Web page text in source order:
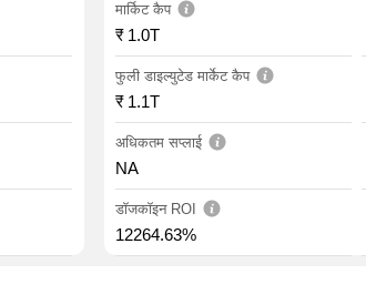
मार्किट कैप
₹ 1.0T
फुली डाइल्युटेड मार्केट कैप
₹ 1.1T
अधिकतम सप्लाई
NA
डॉजकॉइन ROI
12264.63%